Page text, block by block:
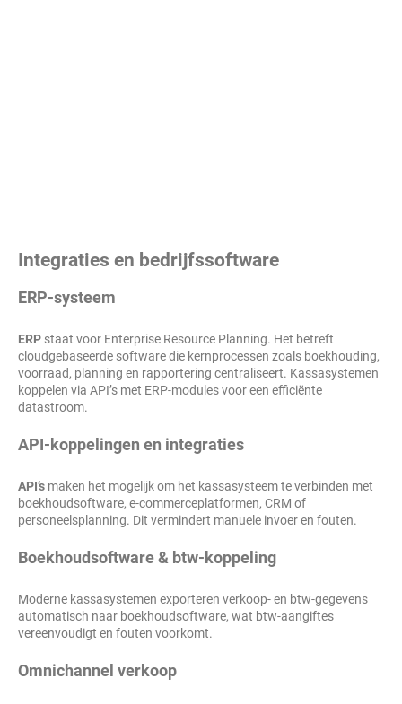
Integraties en bedrijfssoftware
ERP-systeem
ERP staat voor Enterprise Resource Planning. Het betreft
cloudgebaseerde software die kernprocessen zoals boekhouding,
voorraad, planning en rapportering centraliseert. Kassasystemen
koppelen via API’s met ERP-modules voor een efficiënte
datastroom.
API-koppelingen en integraties
API’s maken het mogelijk om het kassasysteem te verbinden met
boekhoudsoftware, e-commerceplatformen, CRM of
personeelsplanning. Dit vermindert manuele invoer en fouten.
Boekhoudsoftware & btw-koppeling
Moderne kassasystemen exporteren verkoop- en btw-gegevens
automatisch naar boekhoudsoftware, wat btw-aangiftes
vereenvoudigt en fouten voorkomt.
Omnichannel verkoop